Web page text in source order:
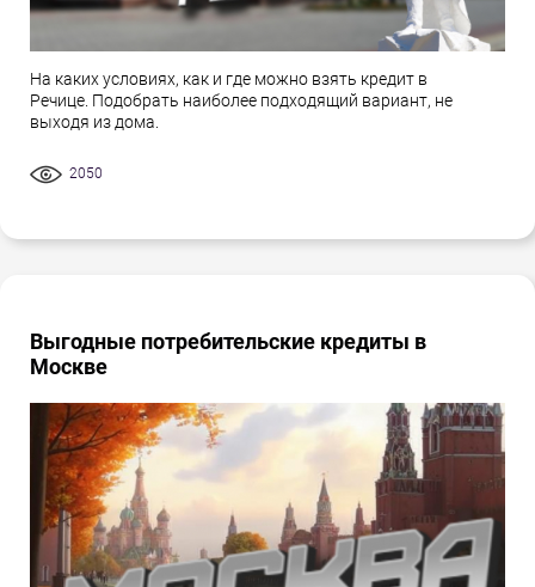
На каких условиях, как и где можно взять кредит в
Речице. Подобрать наиболее подходящий вариант, не
выходя из дома.
2050
Выгодные потребительские кредиты в
Москве